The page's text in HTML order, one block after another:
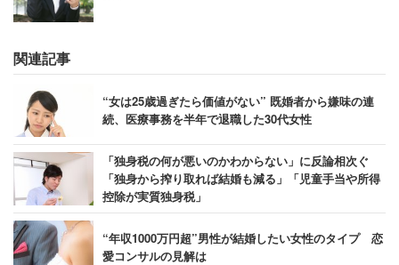
関連記事
“女は25歳過ぎたら価値がない” 既婚者から嫌味の連
続、医療事務を半年で退職した30代女性
「独身税の何が悪いのかわからない」に反論相次ぐ
「独身から搾り取れば結婚も減る」「児童手当や所得
控除が実質独身税」
“年収1000万円超”男性が結婚したい女性のタイプ 恋
愛コンサルの見解は